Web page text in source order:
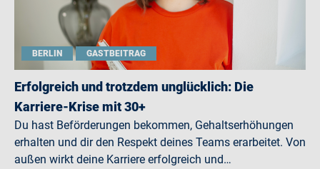
BERLIN GASTBEITRAG
Erfolgreich und trotzdem unglücklich: Die
Karriere-Krise mit 30+
Du hast Beförderungen bekommen, Gehaltserhöhungen
erhalten und dir den Respekt deines Teams erarbeitet. Von
außen wirkt deine Karriere erfolgreich und…